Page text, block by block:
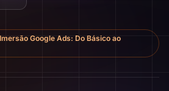
Imersão Google Ads: Do Básico ao